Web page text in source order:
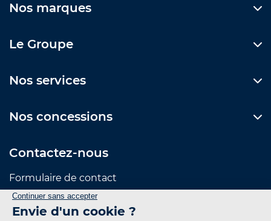
Nos marques
Le Groupe
Nos services
Nos concessions
Contactez-nous
Formulaire de contact
Suivez-nous